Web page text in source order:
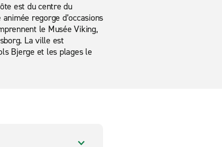
est du centre du
regorge d’occasions
le Musée Viking,
La ville est
Bjerge et les plages le